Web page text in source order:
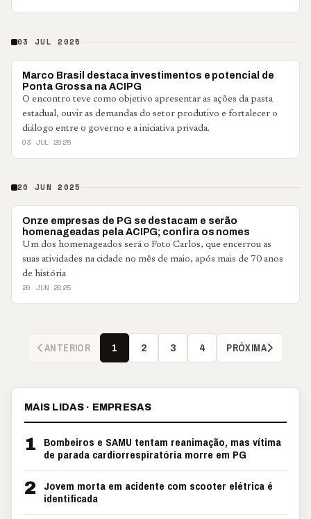
03 JUL 2025
PONTA GROSSA
Marco Brasil destaca investimentos e potencial de
Ponta Grossa na ACIPG
O encontro teve como objetivo apresentar as ações da pasta
estadual, ouvir as demandas do setor produtivo e fortalecer o
diálogo entre o governo e a iniciativa privada.
03 JUL 2025
20 JUN 2025
ECONOMIA
Onze empresas de PG se destacam e serão
homenageadas pela ACIPG; confira os nomes
Um dos homenageados será o Foto Carlos, que encerrou as
suas atividades na cidade no mês de maio, após mais de 70 anos
de história
20 JUN 2025
ANTERIOR 1 2 3 4 PRÓXIMA
MAIS LIDAS · EMPRESAS
1
Bombeiros e SAMU tentam reanimação, mas vítima
de parada cardiorrespiratória morre em PG
2
Jovem morta em acidente com scooter elétrica é
identificada